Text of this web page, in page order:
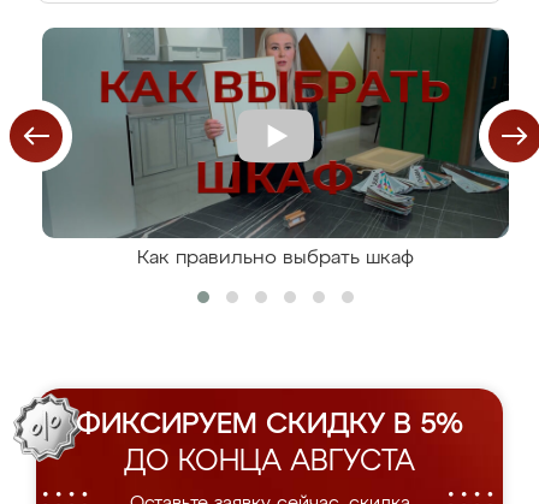
Как правильно выбрать шкаф
ФИКСИРУЕМ СКИДКУ В 5%
ДО КОНЦА АВГУСТА